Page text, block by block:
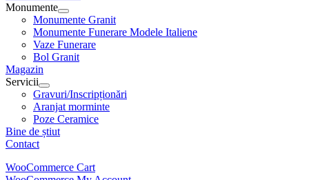
Monumente
Monumente Granit
Monumente Funerare Modele Italiene
Vaze Funerare
Bol Granit
Magazin
Servicii
Gravuri/Inscripționări
Aranjat morminte
Poze Ceramice
Bine de știut
Contact
WooCommerce Cart